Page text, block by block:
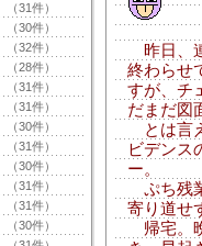
（31件）
（30件）
（32件）
（28件）
（31件）
（31件）
（30件）
（31件）
（30件）
（31件）
（31件）
（30件）
昨日、
終わらせ
すが、チ
だまだ図
とは言
ビデンス
ー。
ぷち残
寄り道せ
帰宅。